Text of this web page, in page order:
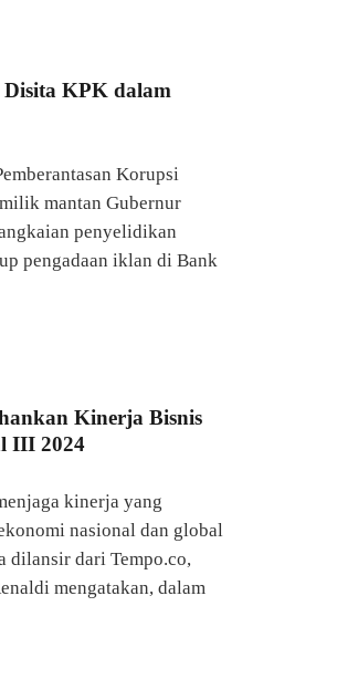
Disita KPK dalam
Korupsi
mantan Gubernur
penyelidikan
pengadaan iklan di Bank
Kinerja Bisnis
III 2024
kinerja yang
nasional dan global
dilansir dari Tempo.co,
mengatakan, dalam